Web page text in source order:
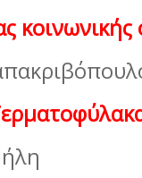
κοινωνικής